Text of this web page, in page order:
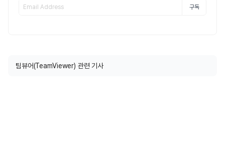
구독
팀뷰어(TeamViewer) 관련 기사